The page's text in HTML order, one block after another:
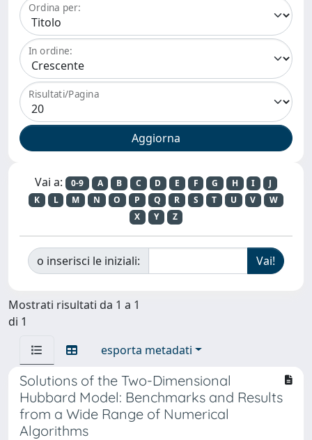
Ordina per:
In ordine:
Risultati/Pagina
Vai a: 0-9 A B C D E F G H I
J
K
L M N O P Q R S T U V
W
X
Y Z
o inserisci le iniziali:
Mostrati risultati da 1 a 1
di 1
esporta metadati
Solutions of the Two-Dimensional
Hubbard Model: Benchmarks and Results
from a Wide Range of Numerical
Algorithms